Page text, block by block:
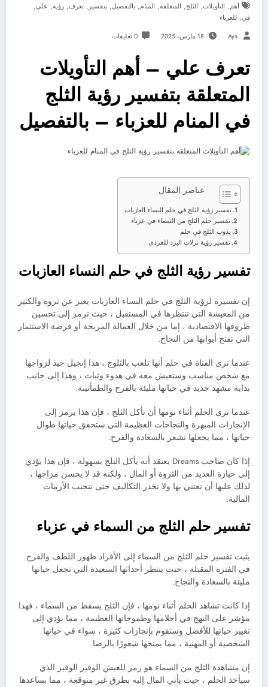
أهم, التأويلات, الثلج, المتعلقة, المنام, بالتفصيل, بتفسير , تعرف, رؤية, علي,
في, للعزباء
Aya 18 مارس، 2025 0 تعليقات
تعرف علي – أهم التأويلات
المتعلقة بتفسير رؤية الثلج
في المنام للعزباء – بالتفصيل
عناصر المقال
تفسير رؤية الثلج في حلم النساء العازبات
تفسير حلم الثلج من السماء في عزباء
يذوب الثلج في حلم
تفسير رؤية نزلات البرد للفردي
تفسير رؤية الثلج في حلم النساء العازبات
إن تفسيره لرؤية الثلج في حلم النساء العازبات يعبر عن ثروة والكثير
من المعيشة التي تنتظرها في المستقبل ، حيث ترمز إلى تحسين
ظروفها الاقتصادية ، إما من خلال العمالة المربحة أو فرصة الاستثمار
التي تفتح أبوابها من النجاح.
عندما ترى الفتاة في حلم أنها تلعب بالثلوج ، هذا إنجيل جيد لزواجها
مع شخص مناسب وستعيش معه في هدوء وثبات ، وهذا إلى جانب
بداية مشهد جديد في حياتها مليئة بالفرح والطمأنينة.
عندما ترى الحلم أثناء نومها أن تأكل الثلج ، فإن هذا يرمز إلى
الإنجازات المبهرة والنجاحات العظيمة التي ستحقق حياتها طوال
حياتها ، مما يجعلها تشعر بالسعادة والفرح.
إذا كان صاحب Dreams يعتقد أنه يأكل الثلج بسهولة ، فإن هذا يؤدي
إلى حيازة العديد من الثروة أو المال ، ولكنه قد لا يحسن مزاجها ،
لذلك عليها أن تعتني بها ولا تخدر التكاليف حتى تتجنب الأزمات
المالية.
تفسير حلم الثلج من السماء في عزباء
يثبت تفسير حلم الثلج من السماء إلى الأفراد ظهور اللطف والفرح
في الفترة المقبلة ، حيث ينتظر أحداثها السعيدة التي تجعل حياتها
مليئة بالسعادة والنجاح.
إذا كانت تشاهد الحلم أثناء نومها ، فإن الثلج يسقط من السماء ، فهذا
مؤشر على النهج في أحلامها وطموحاتها العظيمة ، مما يؤدي إلى
تغيير حياتها للأفضل وستقوم بإنجازات كثيرة ، سواء في حياتها
الشخصية أو المهنية ، مما يمنحها شعورًا بالرضا.
إن مشاهدة الثلج من السماء هو رمز للعيش الوفير الوفير الذي
سيأخذ الحلم ، حيث يأتي المال إليه بطرق غير متوقعة ، مما يساعدها